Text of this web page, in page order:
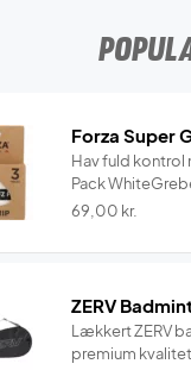
Forza Super
Hav fuld kontrol
Pack
69,00 kr.
ZERV
Lækkert ZERV
premium